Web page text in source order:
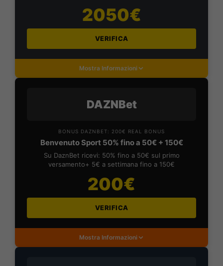
2050€
VERIFICA
Mostra Informazioni
DAZNBet
BONUS DAZNBET: 200€ REAL BONUS
Benvenuto Sport 50% fino a 50€ + 150€
Su DaznBet ricevi: 50% fino a 50€ sul primo
versamento+ 5€ a settimana fino a 150€
200€
VERIFICA
Mostra Informazioni